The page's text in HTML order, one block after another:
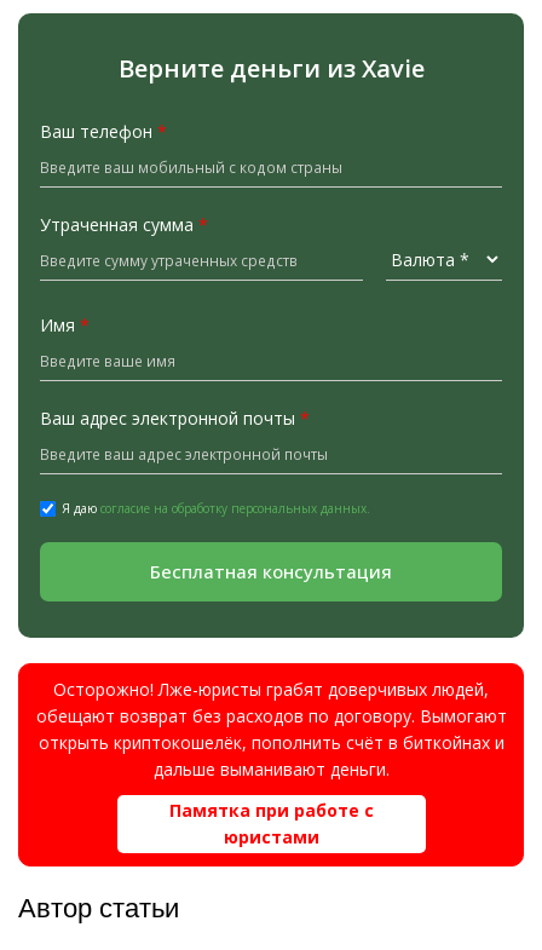
Верните деньги из Xavie
Ваш телефон *
Утраченная сумма *
Имя *
Ваш адрес электронной почты *
Я даю согласие на обработку персональных данных.
Бесплатная консультация
Осторожно! Лже-юристы грабят доверчивых людей,
обещают возврат без расходов по договору. Вымогают
открыть криптокошелёк, пополнить счёт в биткойнах и
дальше выманивают деньги.
Памятка при работе с
юристами
Автор статьи